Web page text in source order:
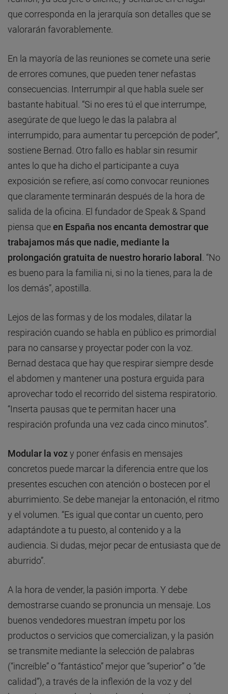
que corresponda en la jerarquía son detalles que se
valorarán favorablemente.
En la mayoría de las reuniones se comete una serie
de errores comunes, que pueden tener nefastas
consecuencias. Interrumpir al que habla suele ser
bastante habitual. “Si no eres tú el que interrumpe,
asegúrate de que luego le das la palabra al
interrumpido, para aumentar tu percepción de poder”,
sostiene Bernad. Otro fallo es hablar sin resumir
antes lo que ha dicho el participante a cuya
exposición se refiere, así como convocar reuniones
que claramente terminarán después de la hora de
salida de la oficina. El fundador de Speak & Spand
piensa queen España nos encanta demostrar que
trabajamos más que nadie, mediante la
prolongación gratuita de nuestro horario laboral . “No
es bueno para la familia ni, si no la tienes, para la de
los demás”, apostilla.
Lejos de las formas y de los modales, dilatar la
respiración cuando se habla en público es primordial
para no cansarse y proyectar poder con la voz.
Bernad destaca que hay que respirar siempre desde
el abdomen y mantener una postura erguida para
aprovechar todo el recorrido del sistema respiratorio.
“Inserta pausas que te permitan hacer una
respiración profunda una vez cada cinco minutos”.
Modular la vozy poner énfasis en mensajes
concretos puede marcar la diferencia entre que los
presentes escuchen con atención o bostecen por el
aburrimiento. Se debe manejar la entonación, el ritmo
y el volumen. “Es igual que contar un cuento, pero
adaptándote a tu puesto, al contenido y a la
audiencia. Si dudas, mejor pecar de entusiasta que de
aburrido”.
A la hora de vender, la pasión importa. Y debe
demostrarse cuando se pronuncia un mensaje. Los
buenos vendedores muestran ímpetu por los
productos o servicios que comercializan, y la pasión
se transmite mediante la selección de palabras
(“increíble” o “fantástico” mejor que “superior” o “de
calidad”), a través de la inflexión de la voz y del